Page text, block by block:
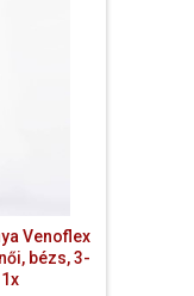
Venoflex
bézs, 3-